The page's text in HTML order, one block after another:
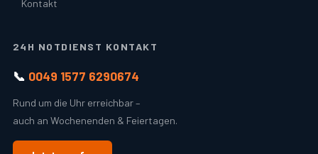
Kontakt
24H NOTDIENST KONTAKT
📞 0049 1577 6290674
Rund um die Uhr erreichbar –
auch an Wochenenden & Feiertagen.